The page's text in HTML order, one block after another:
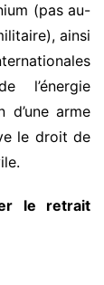
(pas au-
ainsi
l’énergie
d’une arme
le droit de
le retrait